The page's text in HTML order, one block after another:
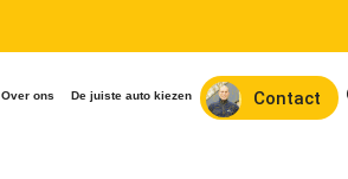
Over ons De juiste auto kiezen Contact